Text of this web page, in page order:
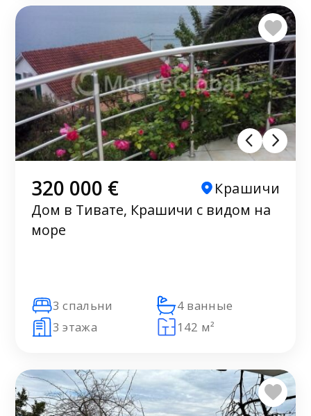
320 000 €
Крашичи
Дом в Тивате, Крашичи с видом на
море
3 спальни
4 ванные
3 этажа
142 м²